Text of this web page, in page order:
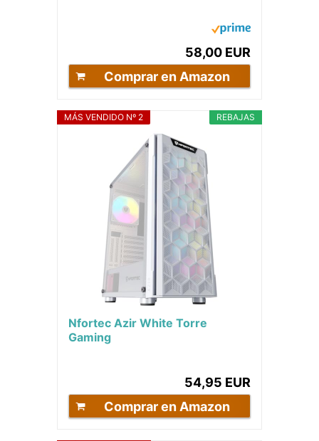
58,00 EUR
Comprar en Amazon
REBAJAS
MÁS VENDIDO Nº 2
Nfortec Azir White Torre
Gaming
54,95 EUR
Comprar en Amazon